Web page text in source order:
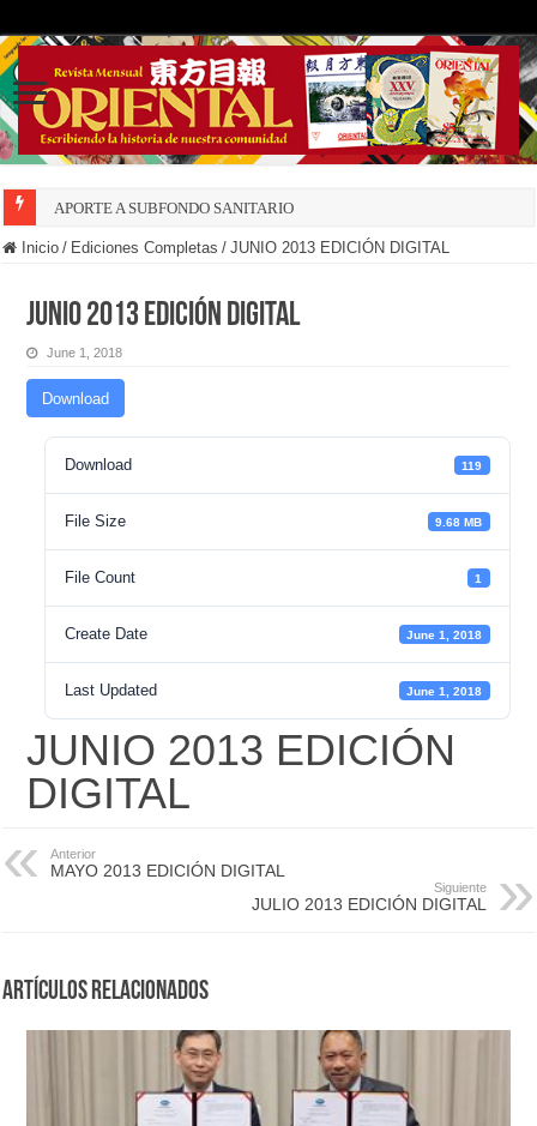
APORTE A SUBFONDO SANITARIO
Inicio / Ediciones Completas / JUNIO 2013 EDICIÓN DIGITAL
JUNIO 2013 EDICIÓN DIGITAL
June 1, 2018
Download
Download 119
File Size 9.68 MB
File Count 1
Create Date June 1, 2018
Last Updated June 1, 2018
JUNIO 2013 EDICIÓN
DIGITAL
Anterior
MAYO 2013 EDICIÓN DIGITAL
Siguiente
JULIO 2013 EDICIÓN DIGITAL
Artículos Relacionados